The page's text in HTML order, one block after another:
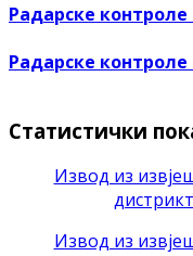
Радарске контроле
Радарске контроле
Статистички
Извод из
Извод из